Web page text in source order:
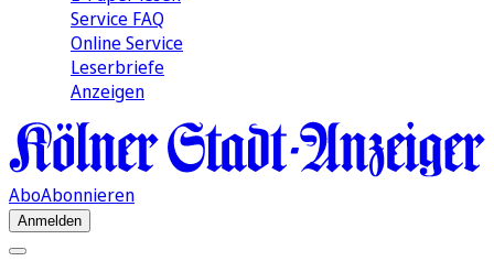
Service FAQ
Online Service
Leserbriefe
Anzeigen
AboAbonnieren
Anmelden